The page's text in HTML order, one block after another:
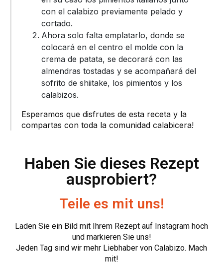
con el calabizo previamente pelado y
cortado.
Ahora solo falta emplatarlo, donde se
colocará en el centro el molde con la
crema de patata, se decorará con las
almendras tostadas y se acompañará del
sofrito de shiitake, los pimientos y los
calabizos.
Esperamos que disfrutes de esta receta y la
compartas con toda la comunidad calabicera!
Haben Sie dieses Rezept
ausprobiert?
Teile es mit uns!
Laden Sie ein Bild mit Ihrem Rezept auf Instagram hoch
und markieren Sie uns!
Jeden Tag sind wir mehr Liebhaber von Calabizo. Mach
mit!